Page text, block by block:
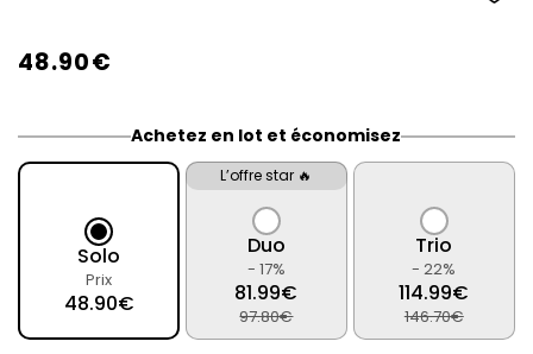
48.90€
/
Achetez en lot et économisez
Solo
Prix
48.90€
Duo
L’offre star 🔥
- 17%
81.99€
97.80€
Trio
- 22%
114.99€
146.70€